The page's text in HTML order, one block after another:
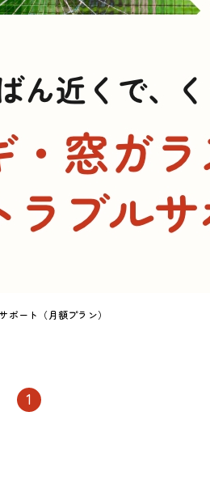
ポート（月額プラン）
1